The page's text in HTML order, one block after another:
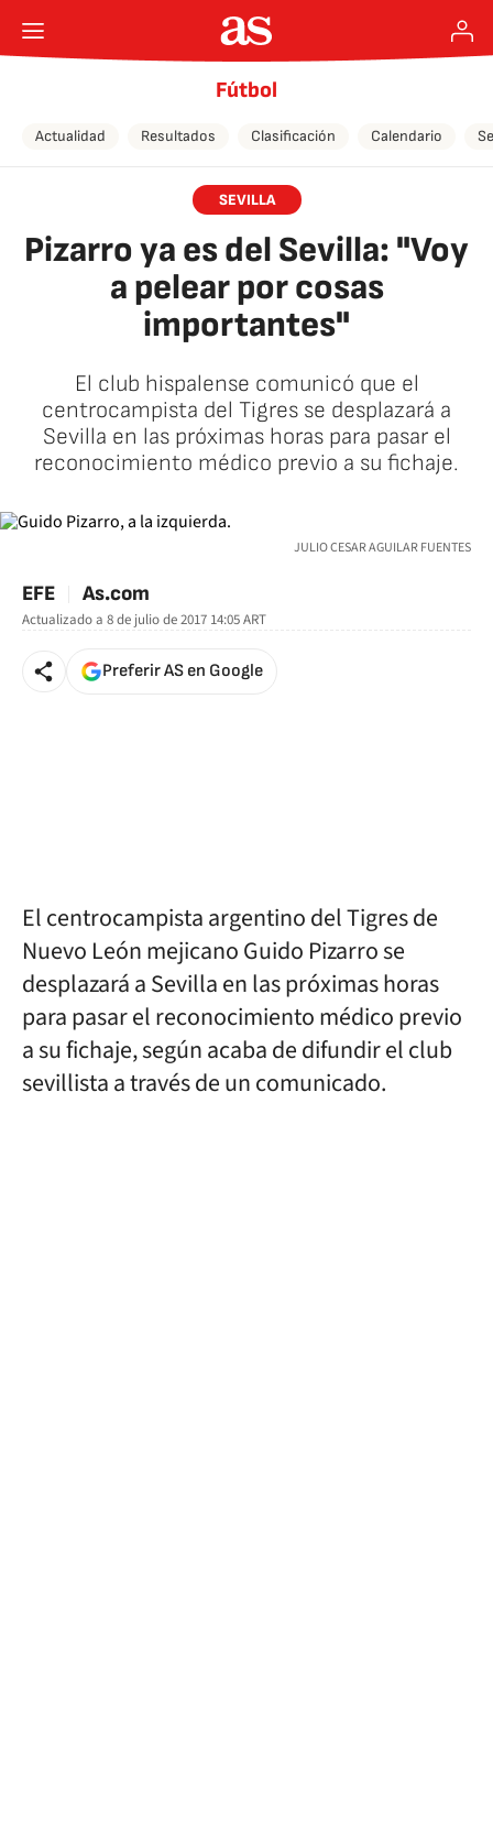
Fútbol
Actualidad Resultados Clasificación Calendario
SEVILLA
Pizarro ya es del Sevilla: "Voy
a pelear por cosas
importantes"
El club hispalense comunicó que el
centrocampista del Tigres se desplazará a
Sevilla en las próximas horas para pasar el
reconocimiento médico previo a su fichaje.
JULIO CESAR AGUILAR FUENTES
EFE As.com
Actualizado a 8 de julio de 2017 14:05ART
Preferir AS en Google
El centrocampista argentino del Tigres de
Nuevo León mejicano Guido Pizarro se
desplazará a Sevilla en las próximas horas
para pasar el reconocimiento médico previo
a su fichaje, según acaba de difundir el club
sevillista a través de un comunicado.